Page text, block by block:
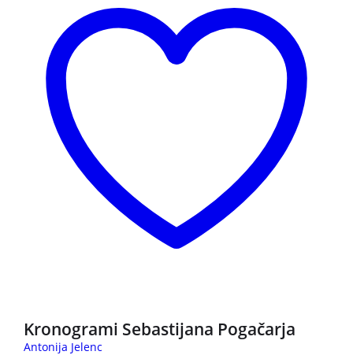
Kronogrami Sebastijana Pogačarja
Antonija Jelenc